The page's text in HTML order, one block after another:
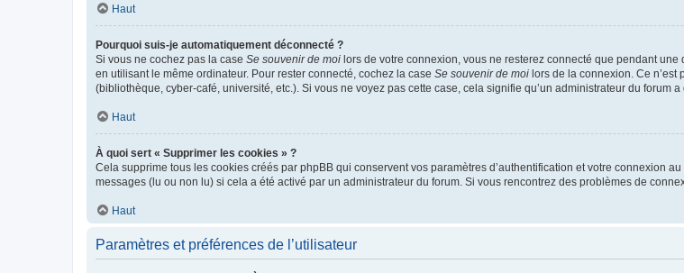
Haut
Pourquoi suis-je automatiquement déconnecté ?
Si vous ne cochez pas la case Se souvenir de moi lors de votre connexion, vous ne resterez connecté que pendant
en utilisant le même ordinateur. Pour rester connecté, cochez la case Se souvenir de moi lors de la connexion. Ce
(bibliothèque, cyber-café, université, etc.). Si vous ne voyez pas cette case, cela signifie qu’un administrateur du forum
Haut
À quoi sert « Supprimer les cookies » ?
Cela supprime tous les cookies créés par phpBB qui conservent vos paramètres d’authentification et votre connexion
messages (lu ou non lu) si cela a été activé par un administrateur du forum. Si vous rencontrez des problèmes de
Haut
Paramètres et préférences de l’utilisateur